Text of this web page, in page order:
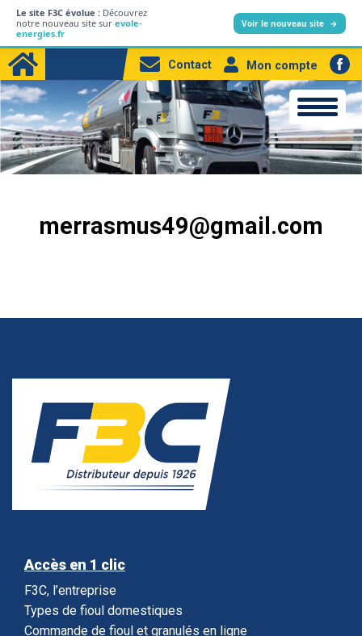
Le site F3C évolue : Découvrez
notre nouveau site sur evole-
energies.fr
Voir le nouveau site →
Professionnels
Produits
Station-service
Electricité
Contact Mon compte
merrasmus49@gmail.com
Accès en 1 clic
F3C, l’entreprise
Types de fioul domestiques
Commande de fioul et granulés en ligne